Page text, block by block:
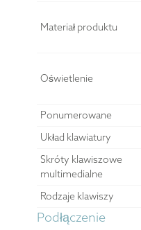
Materiał produktu
Oświetlenie
Ponumerowane
Układ klawiatury
Skróty klawiszowe
multimedialne
Rodzaje klawiszy
Podłączenie